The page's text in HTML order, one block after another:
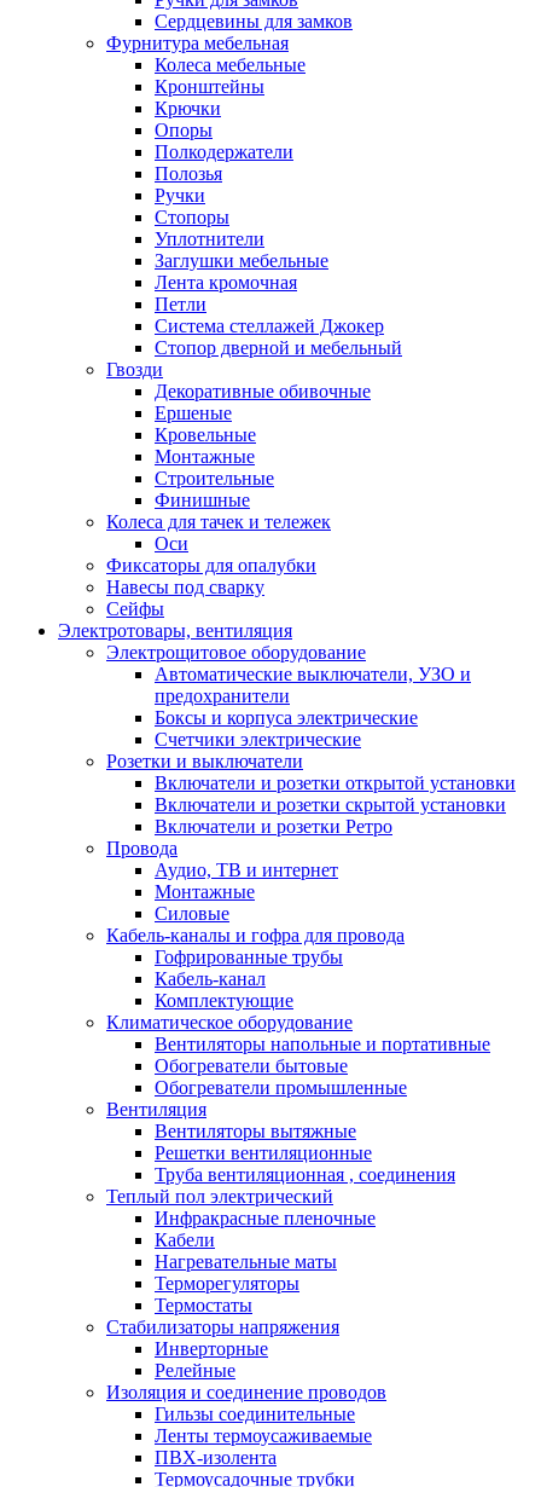
Сердцевины для замков
Фурнитура мебельная
Колеса мебельные
Кронштейны
Крючки
Опоры
Полкодержатели
Полозья
Ручки
Стопоры
Уплотнители
Заглушки мебельные
Лента кромочная
Петли
Система стеллажей Джокер
Стопор дверной и мебельный
Гвозди
Декоративные обивочные
Ершеные
Кровельные
Монтажные
Строительные
Финишные
Колеса для тачек и тележек
Оси
Фиксаторы для опалубки
Навесы под сварку
Сейфы
Электротовары, вентиляция
Электрощитовое оборудование
Автоматические выключатели, УЗО и
предохранители
Боксы и корпуса электрические
Счетчики электрические
Розетки и выключатели
Включатели и розетки открытой установки
Включатели и розетки скрытой установки
Включатели и розетки Ретро
Провода
Аудио, ТВ и интернет
Монтажные
Силовые
Кабель-каналы и гофра для провода
Гофрированные трубы
Кабель-канал
Комплектующие
Климатическое оборудование
Вентиляторы напольные и портативные
Обогреватели бытовые
Обогреватели промышленные
Вентиляция
Вентиляторы вытяжные
Решетки вентиляционные
Труба вентиляционная , соединения
Теплый пол электрический
Инфракрасные пленочные
Кабели
Нагревательные маты
Терморегуляторы
Термостаты
Стабилизаторы напряжения
Инверторные
Релейные
Изоляция и соединение проводов
Гильзы соединительные
Ленты термоусаживаемые
ПВХ-изолента
Термоусадочные трубки